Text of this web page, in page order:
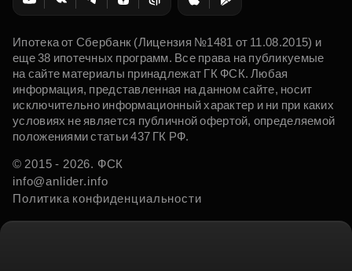
Ипотека от Сбербанк (Лицензия №1481 от 11.08.2015) и
еще 38 ипотечных программ. Все права на публикуемые
на сайте материалы принадлежат ГК ФСК. Любая
информация, представленная на данном сайте, носит
исключительно информационный характер и ни при каких
условиях не является публичной офертой, определяемой
положениями статьи 437 ГК РФ.
© 2015 - 2026. ФСК
info@anlider.info
Политика конфиденциальности